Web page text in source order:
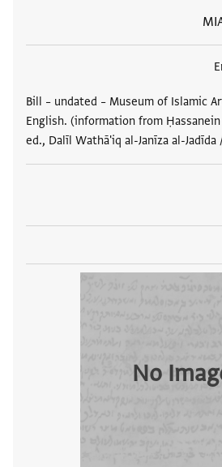
Bill – undated – Museum of Islamic
English. (information from Ḥassanein
ed., Dalīl Wathā'iq al-Janīza al-Jadīda
No